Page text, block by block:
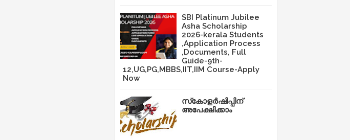
SBI Platinum Jubilee
Asha Scholarship
2026-kerala Students
,Application Process
,Documents, Full
Guide-9th-
12,UG,PG,MBBS,IIT,IIM Course-Apply
Now
സ്‌കോളർഷിപ്പിന്
അപേക്ഷിക്കാം